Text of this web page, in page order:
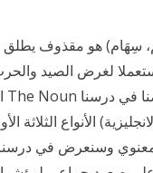
سِهَام) هو مقذوف يطلق
وقد استعملا لغرض الصيد
الأنواع
وسنعرض في درسنا